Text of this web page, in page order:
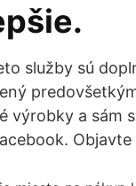
služby sú
výrobky a sám